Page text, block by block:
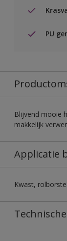
PU
Blijvend mooie
makkelijk
Applicatie
Kwast, rolborstel